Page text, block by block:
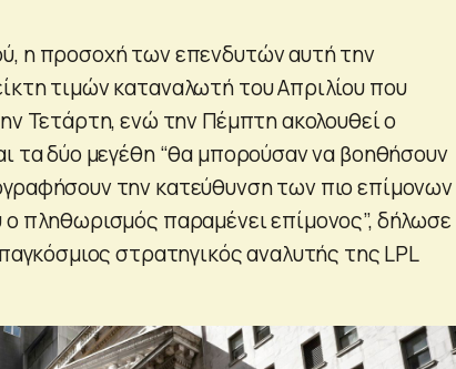
η προσοχή των επενδυτών αυτή την
τιμών καταναλωτή του Απριλίου που
Τετάρτη, ενώ την Πέμπτη ακολουθεί ο
τα δύο μεγέθη “θα μπορούσαν να βοηθήσουν
την κατεύθυνση των πιο επίμονων
πληθωρισμός παραμένει επίμονος”, δήλωσε
στρατηγικός αναλυτής της LPL